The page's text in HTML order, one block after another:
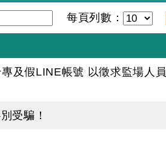
每頁列數：
及假LINE帳號 以徵求監場人員
受騙！